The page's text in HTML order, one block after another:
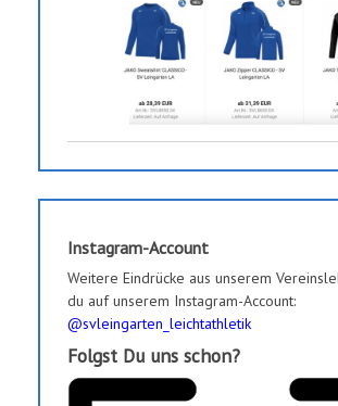
Instagram-Account
Weitere Eindrücke aus unserem
du auf unserem Instagram-Account:
@svleingarten_leichtathletik
Folgst Du uns schon?